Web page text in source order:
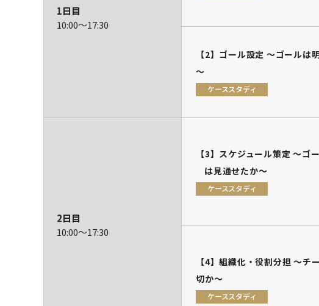
1日目
10:00～17:30
【2】ゴール設定 ～ゴールは
～
ケーススタディ
2日目
10:00～17:30
【3】スケジュール策定 ～ゴ
は見通せたか～
ケーススタディ
【4】組織化・役割分担 ～チ
切か～
ケーススタディ